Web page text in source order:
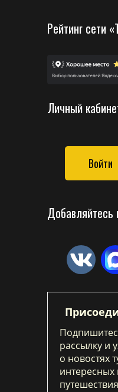
Рейтинг сети
Личный
Войти
Добавляйтесь
рассылку и
о новостях